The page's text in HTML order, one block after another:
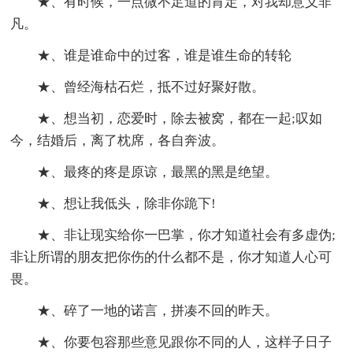
凡。
★、谁是谁命中的过客，谁是谁生命的转轮
★、曾经海枯石烂，抵不过好聚好散。
★、想当初，恋爱时，除去被窝，都在一起;叹如
今，结婚后，离了枕席，各自奔波。
★、最疼的疼是原谅，最黑的黑是绝望。
★、想让我低头，除非你跪下!
★、非让现实给你一巴掌，你才知道社会有多虚伪;
非让所谓的朋友把你伤的什么都不是，你才知道人心可
畏。
★、碎了一地的诺言，拼凑不回的昨天。
★、你要包容那些意见跟你不同的人，这样子日子